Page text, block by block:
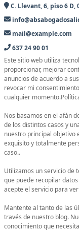
C. Llevant, 6, piso 6
mail@example.com
637 24 90 01
Este sitio web utiliza
proporcionar, mejorar
anuncios de acuerdo a
revocar mi
cualquier
Nos basamos en el afán
de los distintos casos y
nuestro principal objetivo
exquisito y totalmente
caso..
Utilizamos un servicio de
que puede recopilar
acepte el servicio para
Mantente al tanto de las
través de nuestro blog.
conocimiento que